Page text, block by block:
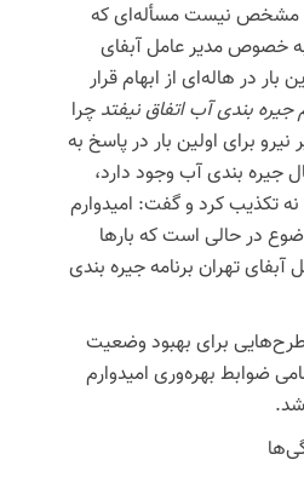
مشخص نیست مسأله‌ای که
خصوص مدیر عامل آبفای
در هاله‌ای از ابهام قرار
جیره بندی آب اتفاق نیفتد چرا
برای اولین بار در پاسخ به
جیره بندی آب وجود دارد،
نه تکذیب کرد و گفت: امیدوارم
در حالی است که بارها
تهران برنامه جیره بندی
طرح‌هایی برای بهبود وضعیت
ضوابط بهره‌وری امیدوارم